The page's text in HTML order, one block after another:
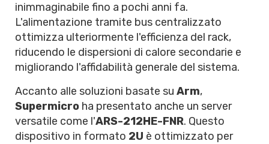
inimmaginabile fino a pochi anni fa.
L'alimentazione tramite bus centralizzato
ottimizza ulteriormente l'efficienza del rack,
riducendo le dispersioni di calore secondarie e
migliorando l'affidabilità generale del sistema.
Accanto alle soluzioni basate su Arm,
Supermicro ha presentato anche un server
versatile come l'ARS-212HE-FNR. Questo
dispositivo in formato 2U è ottimizzato per